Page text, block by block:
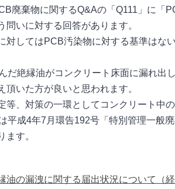
廃棄物に関するQ&Aの「Q111」に
問いに対する回答があります。
対してはPCB汚染物に対する基準はな
だ絶縁油がコンクリート床面に漏れ
頂いた方が良いと思われます。
等、対策の一環としてコンクリート中
平成4年7月環告192号「特別管理一般
ます。
油の漏洩に関する届出状況について（